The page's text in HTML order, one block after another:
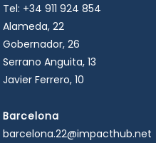
Tel: +34 911 924 854
Alameda, 22
Gobernador, 26
Serrano Anguita, 13
Javier Ferrero, 10
Barcelona
barcelona.22@impacthub.net